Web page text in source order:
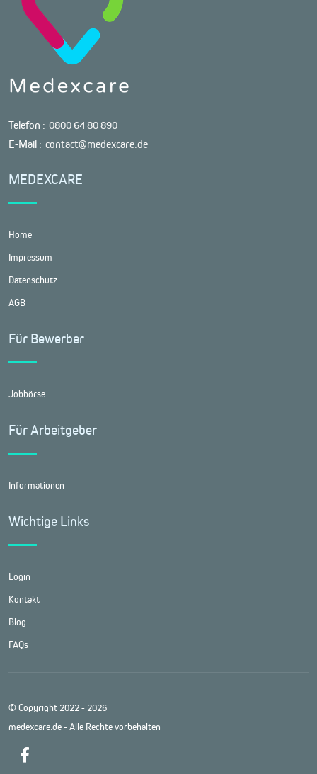
Telefon : 0800 64 80 890
E-Mail : contact@medexcare.de
MEDEXCARE
Home
Impressum
Datenschutz
AGB
Für Bewerber
Jobbörse
Für Arbeitgeber
Informationen
Wichtige Links
Login
Kontakt
Blog
FAQs
© Copyright 2022 - 2026
medexcare.de - Alle Rechte vorbehalten